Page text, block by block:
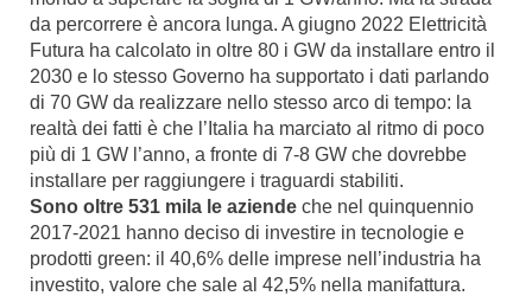
da percorrere è ancora lunga. A giugno 2022 Elettricità
Futura ha calcolato in oltre 80 i GW da installare entro il
2030 e lo stesso Governo ha supportato i dati parlando
di 70 GW da realizzare nello stesso arco di tempo: la
realtà dei fatti è che l’Italia ha marciato al ritmo di poco
più di 1 GW l’anno, a fronte di 7-8 GW che dovrebbe
installare per raggiungere i traguardi stabiliti.
Sono oltre 531 mila le aziende che nel quinquennio
2017-2021 hanno deciso di investire in tecnologie e
prodotti green: il 40,6% delle imprese nell’industria ha
investito, valore che sale al 42,5% nella manifattura.